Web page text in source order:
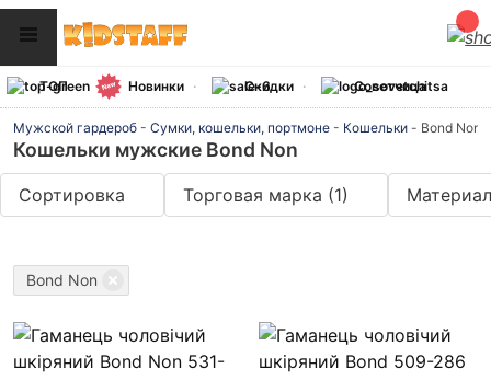
ТОП Новинки Скидки Советчица
Мужской гардероб - Сумки, кошельки, портмоне - Кошельки - Bond Non
Кошельки мужские Bond Non
Сортировка Торговая марка (1) Материал
Bond Non